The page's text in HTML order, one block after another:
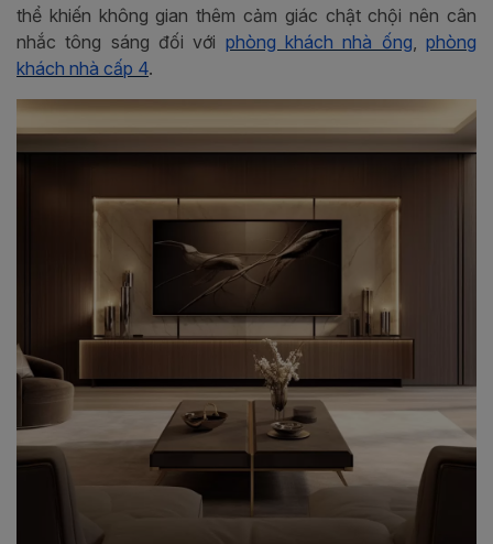
thể khiến không gian thêm cảm giác chật chội nên cân
nhắc tông sáng đối với phòng khách nhà ống ,phòng
khách nhà cấp 4.